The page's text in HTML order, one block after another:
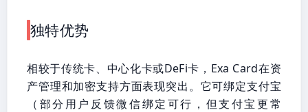
独特优势
相较于传统卡、中心化卡或DeFi卡，Exa Card在资
产管理和加密支持方面表现突出。它可绑定支付宝
（部分用户反馈微信绑定可行，但支付宝更常